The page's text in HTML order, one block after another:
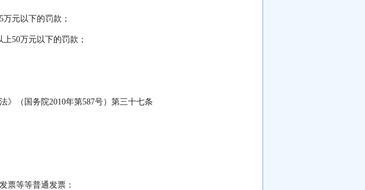
元以下的罚款；
50万元以下的罚款；
》（国务院2010年第587号）第三十七条
票等等普通发票：